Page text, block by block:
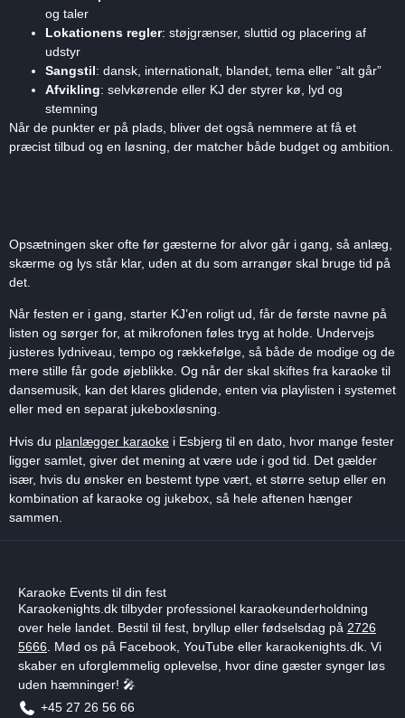
og taler
Lokationens regler: støjgrænser, sluttid og placering af
udstyr
Sangstil: dansk, internationalt, blandet, tema eller “alt går”
Afvikling: selvkørende eller KJ der styrer kø, lyd og
stemning
Når de punkter er på plads, bliver det også nemmere at få et
præcist tilbud og en løsning, der matcher både budget og ambition.
Opsætningen sker ofte før gæsterne for alvor går i gang, så anlæg,
skærme og lys står klar, uden at du som arrangør skal bruge tid på
det.
Når festen er i gang, starter KJ’en roligt ud, får de første navne på
listen og sørger for, at mikrofonen føles tryg at holde. Undervejs
justeres lydniveau, tempo og rækkefølge, så både de modige og de
mere stille får gode øjeblikke. Og når der skal skiftes fra karaoke til
dansemusik, kan det klares glidende, enten via playlisten i systemet
eller med en separat jukeboxløsning.
Hvis du planlægger karaoke i Esbjerg til en dato, hvor mange fester
ligger samlet, giver det mening at være ude i god tid. Det gælder
især, hvis du ønsker en bestemt type vært, et større setup eller en
kombination af karaoke og jukebox, så hele aftenen hænger
sammen.
Karaoke Events til din fest
Karaokenights.dk tilbyder professionel karaokeunderholdning
over hele landet. Bestil til fest, bryllup eller fødselsdag på 2726
5666 . Mød os på Facebook, YouTube eller karaokenights.dk. Vi
skaber en uforglemmelig oplevelse, hvor dine gæster synger løs
uden hæmninger! 🎤
+45 27 26 56 66